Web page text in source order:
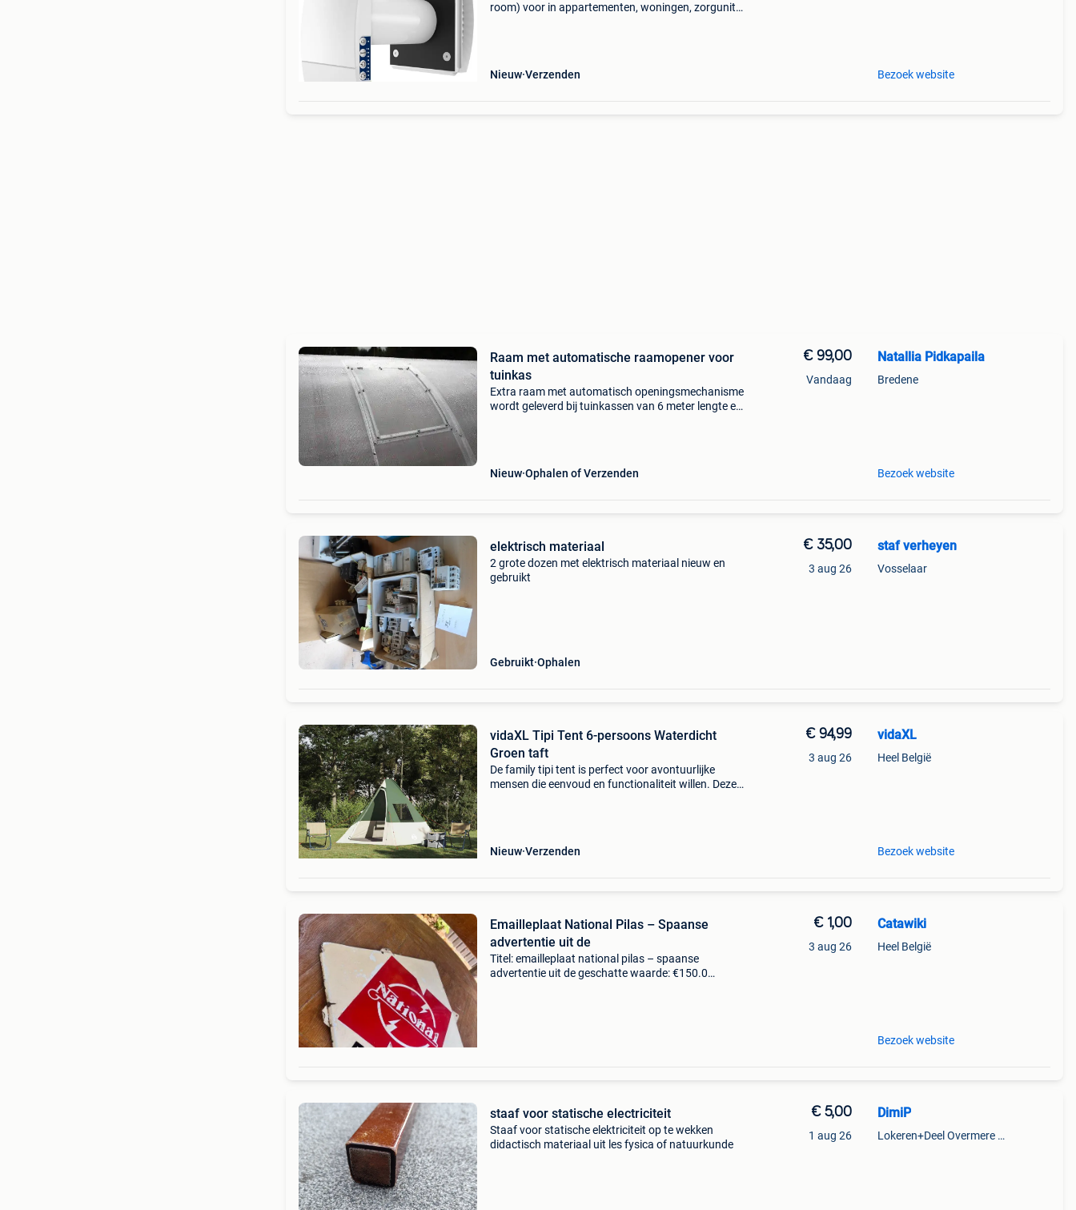
room) voor in appartementen, woningen, zorgunits,
Nieuw Verzenden Bezoek website
Raam met automatische raamopener voor
tuinkas
Extra raam met automatisch openingsmechanisme
wordt geleverd bij tuinkassen van 6 meter lengte en
Nieuw Ophalen of Verzenden
€ 99,00
Vandaag
Natallia Pidkapaila
Bredene
Bezoek website
elektrisch materiaal
2 grote dozen met elektrisch materiaal nieuw en
gebruikt
Gebruikt Ophalen
€ 35,00
3 aug 26
staf verheyen
Vosselaar
vidaXL Tipi Tent 6-persoons Waterdicht
Groen taft
De family tipi tent is perfect voor avontuurlijke
mensen die eenvoud en functionaliteit willen. Deze
Nieuw Verzenden
€ 94,99
3 aug 26
vidaXL
Heel België
Bezoek website
Emailleplaat National Pilas – Spaanse
advertentie uit de
Titel: emailleplaat national pilas – spaanse
advertentie uit de geschatte waarde: €150.0
€ 1,00
3 aug 26
Catawiki
Heel België
Bezoek website
staaf voor statische electriciteit
Staaf voor statische elektriciteit op te wekken
didactisch materiaal uit les fysica of natuurkunde
€ 5,00
1 aug 26
DimiP
Lokeren+Deel Overmere En Zele